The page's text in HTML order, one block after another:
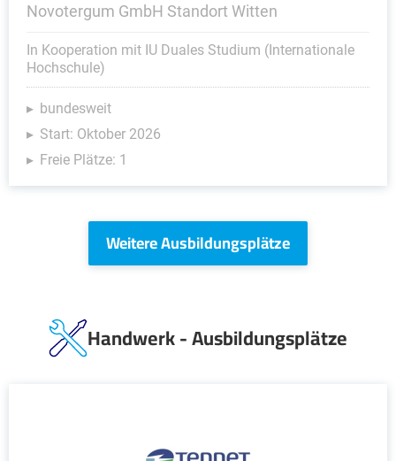
Novotergum GmbH Standort Witten
In Kooperation mit IU Duales Studium (Internationale
Hochschule)
bundesweit
Start: Oktober 2026
Freie Plätze: 1
Weitere Ausbildungsplätze
Handwerk - Ausbildungsplätze